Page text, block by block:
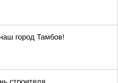
город Тамбов!